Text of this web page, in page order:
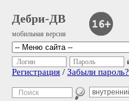
Дебри-ДВ
мобильная версия
Логин Пароль
Регистрация / Забыли пароль?